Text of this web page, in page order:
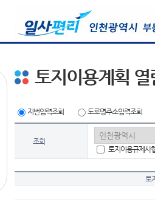
토지이용계획 열
지번입력조회 도로명주소입력조회
조회
토지이용규제사
토